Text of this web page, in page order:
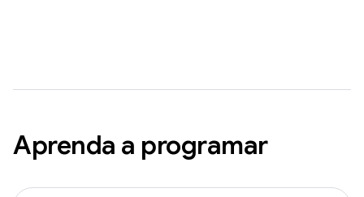
Aprenda a programar